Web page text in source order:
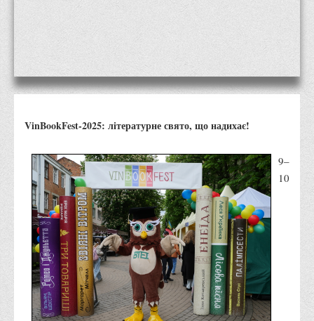
Правила поведінки у разі виявлення вибухонебезпечних
Протидія торгівлі людьми
характеру
умовах війни
Що можна і не можна знімати, показувати під час війни
Контакти державних та громадських організацій, які
допомагають тим, хто пережили сексуальне насильство,
пов'язане з конфліктом та їх родинам у Вінницькій області
10 точних фактів про наркотики. З’ясуй правду про
наркотики. Врятуй чиєсь життя
Контакти
VinBookFest-2025: літературне свято, що надихає!
9–
10